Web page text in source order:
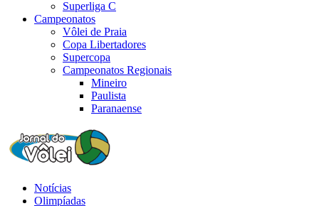
Superliga C
Campeonatos
Vôlei de Praia
Copa Libertadores
Supercopa
Campeonatos Regionais
Mineiro
Paulista
Paranaense
Notícias
Olimpíadas